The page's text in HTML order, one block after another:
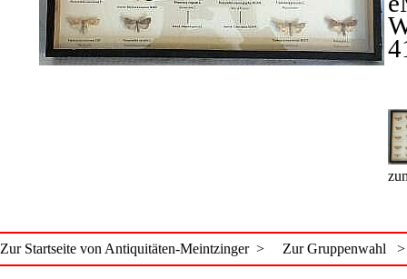
Zur Startseite von Antiquitäten-Meintzinger > Zur Gruppenwahl >